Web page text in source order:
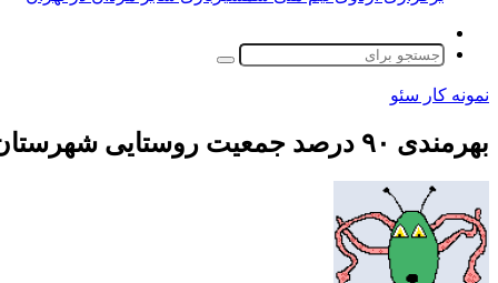
پوسته
جستجو
نمونه کار سئو
بهرمندی ۹۰ درصد جمعیت روستایی شهرستان لردگان از نعمت گاز